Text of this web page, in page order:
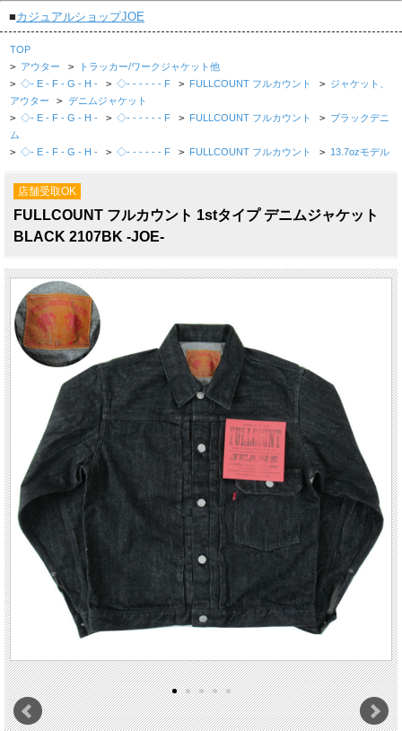
■カジュアルショップJOE
TOP
> アウター > トラッカー/ワークジャケット他
> ◇- E - F - G - H - > ◇- - - - - - F > FULLCOUNT フルカウント > ジャケット、
アウター
> デニムジャケット
> ◇- E - F - G - H - > ◇- - - - - - F > FULLCOUNT フルカウント > ブラックデニ
ム
> ◇- E - F - G - H - > ◇- - - - - - F > FULLCOUNT フルカウント > 13.7ozモデル
店舗受取OK
FULLCOUNT フルカウント 1stタイプ デニムジャケット
BLACK 2107BK -JOE-